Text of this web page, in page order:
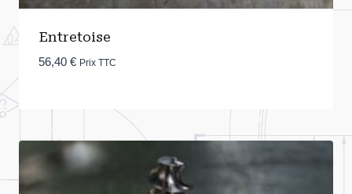
Entretoise
56,40 € Prix TTC